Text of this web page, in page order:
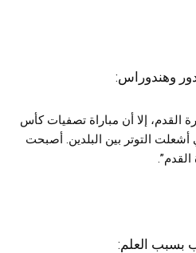
وهندوراس:
القدم، إلا أن مباراة تصفيات كأس
التي أشعلت التوتر بين البلدين. أصبحت
بسبب العلم: